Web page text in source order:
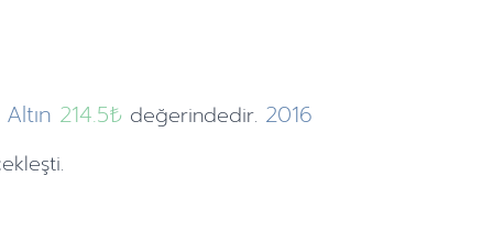
214.5₺değerindedir. 2016